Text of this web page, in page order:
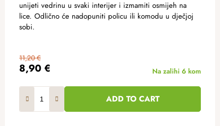
8,90 €
11,20 €
Na zalihi 6 kom
ADD TO CART
unijeti vedrinu u svaki interijer i izmamiti osmijeh na
lice. Odlično će nadopuniti policu ili komodu u dječjoj
sobi.